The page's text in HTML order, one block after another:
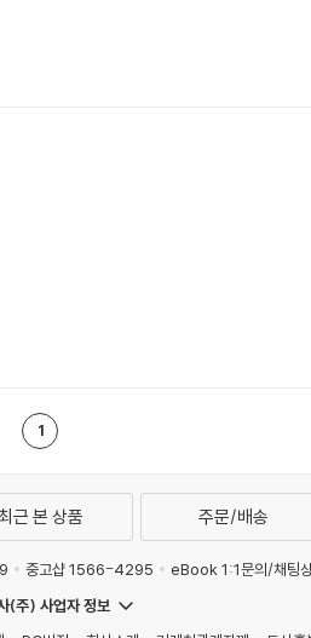
1
근 본 상품 주문/배송
중고샵 1566-4295
eBook 1:1문의/채팅
(주) 사업자 정보